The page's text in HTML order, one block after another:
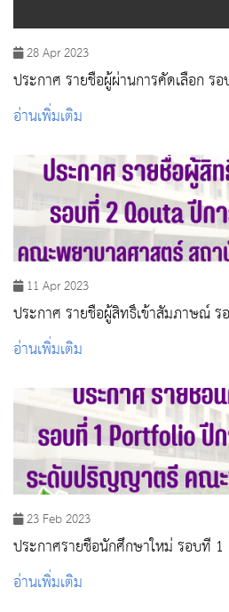
28 Apr 2023
ประกาศ รายชื่อผู้ผ่านการคัดเลือก
๒๕๖๖
อ่านเพิ่มเติม
11 Apr 2023
ประกาศ รายชื่อผู้สิทธิ์เข้าสัมภาษณ์
2566
อ่านเพิ่มเติม
23 Feb 2023
ประกาศรายชื่อนักศึกษาใหม่ รอบที่
2566
อ่านเพิ่มเติม